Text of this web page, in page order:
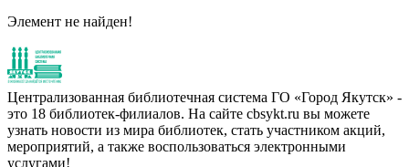
Элемент не найден!
Централизованная библиотечная система ГО «Город Якутск» -
это 18 библиотек-филиалов. На сайте cbsykt.ru вы можете
узнать новости из мира библиотек, стать участником акций,
мероприятий, а также воспользоваться электронными
услугами!